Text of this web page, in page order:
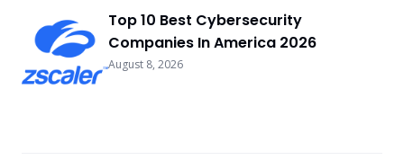
Top 10 Best Cybersecurity
Companies In America 2026
August 8, 2026